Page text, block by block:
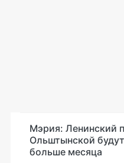
Мэрия: Ленинский
Ольштынской
больше месяца